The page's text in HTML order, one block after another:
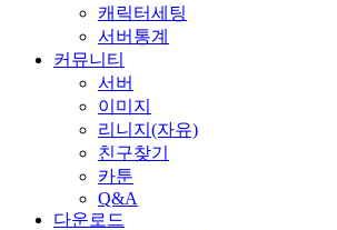
캐릭터세팅
서버통계
커뮤니티
서버
이미지
리니지(자유)
친구찾기
카툰
Q&A
다운로드